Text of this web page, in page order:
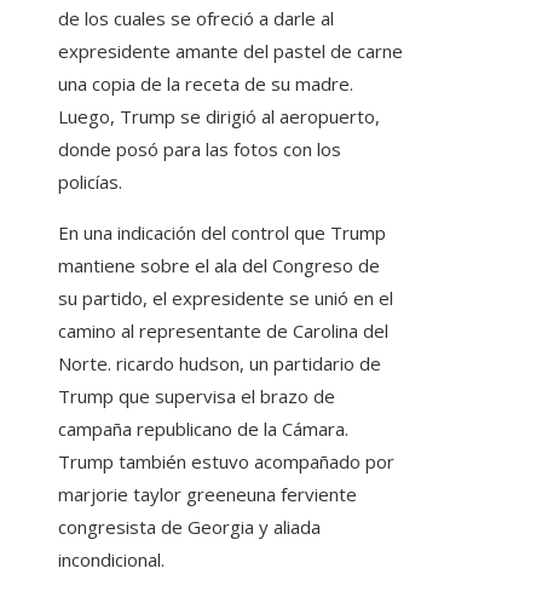
de los cuales se ofreció a darle al
expresidente amante del pastel de carne
una copia de la receta de su madre.
Luego, Trump se dirigió al aeropuerto,
donde posó para las fotos con los
policías.
En una indicación del control que Trump
mantiene sobre el ala del Congreso de
su partido, el expresidente se unió en el
camino al representante de Carolina del
Norte. ricardo hudson, un partidario de
Trump que supervisa el brazo de
campaña republicano de la Cámara.
Trump también estuvo acompañado por
marjorie taylor greeneuna ferviente
congresista de Georgia y aliada
incondicional.